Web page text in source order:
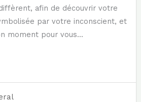
afin de découvrir votre
par votre inconscient, et
moment pour vous...